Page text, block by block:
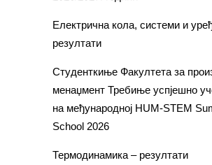
Електрична кола, системи и
резултати
Студенткиње Факултета за
менаџмент Требиње успјешно
на међународној HUM-STEM
School 2026
Термодинамика – резултати